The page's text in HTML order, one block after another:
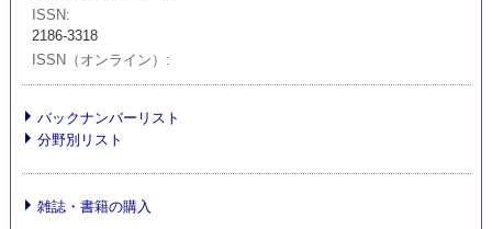
ISSN
2186-3318
ISSN（オンライン）
バックナンバーリスト
分野別リスト
雑誌・書籍の購入